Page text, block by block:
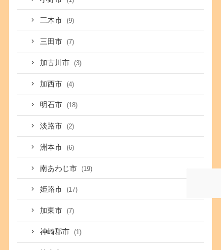
三木市 (9)
三田市 (7)
加古川市 (3)
加西市 (4)
明石市 (18)
淡路市 (2)
洲本市 (6)
南あわじ市 (19)
姫路市 (17)
加東市 (7)
神崎郡市 (1)